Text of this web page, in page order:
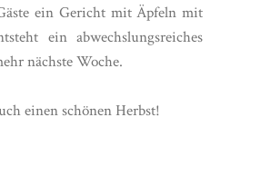
ein Gericht mit Äpfeln mit
ein abwechslungsreiches
nächste Woche.
einen schönen Herbst!